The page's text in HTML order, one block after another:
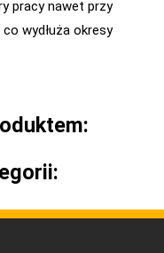
pracy nawet przy
wydłuża okresy